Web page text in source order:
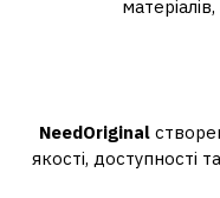
NeedOriginal
якості, доступності